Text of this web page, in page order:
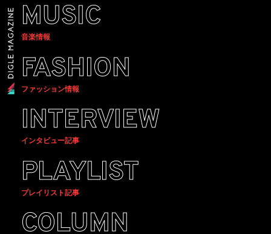
MUSIC
音楽情報
FASHION
ファッション情報
INTERVIEW
インタビュー記事
PLAYLIST
プレイリスト記事
COLUMN